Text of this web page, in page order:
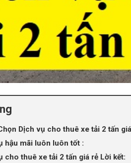
Dịch vụ cho thuê xe tải 2 tấn
hậu mãi luôn luôn tốt :
cho thuê xe tải 2 tấn giá rẻ Lời kết: